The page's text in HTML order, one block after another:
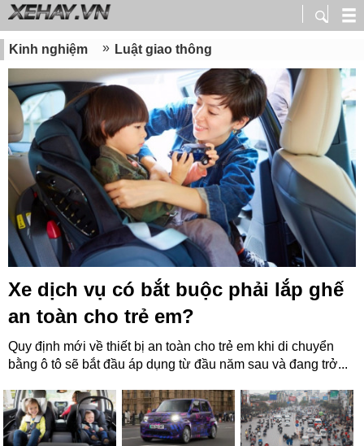
Kinh nghiệm Luật giao thông
Xe dịch vụ có bắt buộc phải lắp ghế
an toàn cho trẻ em?
Quy định mới về thiết bị an toàn cho trẻ em khi di chuyển
bằng ô tô sẽ bắt đầu áp dụng từ đầu năm sau và đang trở...